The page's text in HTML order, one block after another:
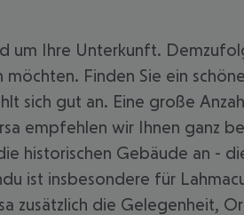
um Ihre Unterkunft.
Finden Sie ein
sich gut an. Eine große
empfehlen wir Ihnen ganz
historischen Gebäude an -
ist insbesondere für
zusätzlich die Gelegenheit,